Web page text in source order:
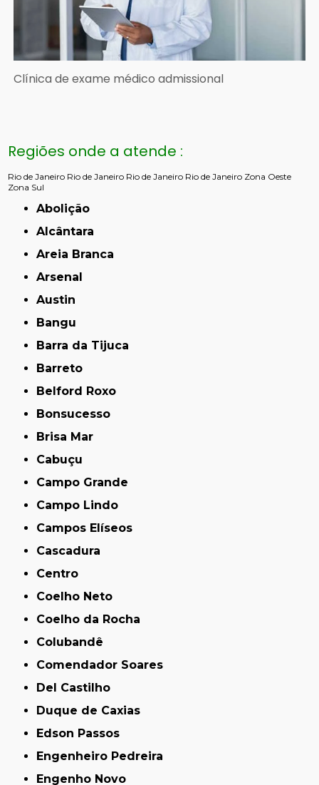
Clínica de exame médico admissional
Regiões onde a atende :
Rio de Janeiro Rio de Janeiro Rio de Janeiro Rio de Janeiro Zona Oeste
Zona Sul
Abolição
Alcântara
Areia Branca
Arsenal
Austin
Bangu
Barra da Tijuca
Barreto
Belford Roxo
Bonsucesso
Brisa Mar
Cabuçu
Campo Grande
Campo Lindo
Campos Elíseos
Cascadura
Centro
Coelho Neto
Coelho da Rocha
Colubandê
Comendador Soares
Del Castilho
Duque de Caxias
Edson Passos
Engenheiro Pedreira
Engenho Novo